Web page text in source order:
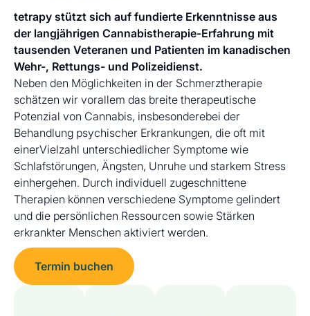
tetrapy stützt sich auf fundierte Erkenntnisse aus
der langjährigen Cannabistherapie-Erfahrung mit
tausenden Veteranen und Patienten im kanadischen
Wehr-, Rettungs- und Polizeidienst.
Neben den Möglichkeiten in der Schmerztherapie
schätzen wir vorallem das breite therapeutische
Potenzial von Cannabis, insbesonderebei der
Behandlung psychischer Erkrankungen, die oft mit
einerVielzahl unterschiedlicher Symptome wie
Schlafstörungen, Ängsten, Unruhe und starkem Stress
einhergehen. Durch individuell zugeschnittene
Therapien können verschiedene Symptome gelindert
und die persönlichen Ressourcen sowie Stärken
erkrankter Menschen aktiviert werden.
Termin buchen